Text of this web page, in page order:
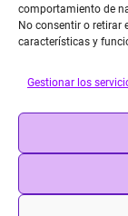
comportamiento de
No consentir o retirar
características y
Gestionar los